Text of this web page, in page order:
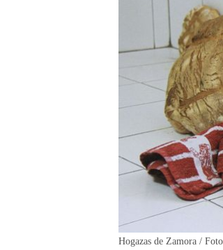
Hogazas de Zamora /